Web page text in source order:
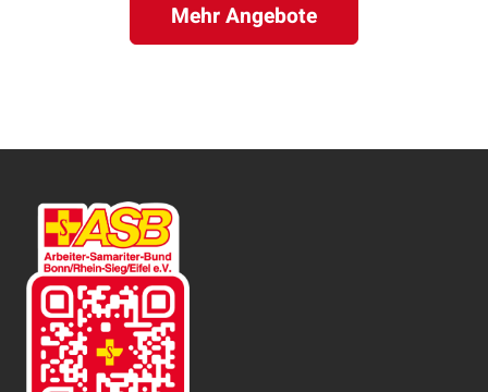
Mehr Angebote